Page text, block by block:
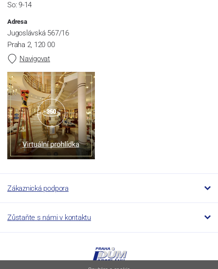
So: 9-14
Adresa
Jugoslávská 567/16
Praha 2, 120 00
Navigovat
Zákaznická podpora
Zůstaňte s námi v kontaktu